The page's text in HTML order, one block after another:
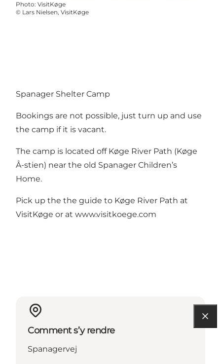
Photo: VisitKøge
© Lars Nielsen, VisitKøge
Spanager Shelter Camp
Bookings are not possible, just turn up and use
the camp if it is vacant.
The camp is located off Køge River Path (Køge
Å-stien) near the old Spanager Children’s
Home.
Pick up the the guide to Køge River Path at
VisitKøge or at www.visitkoege.com
Comment s’y rendre
Spanagervej